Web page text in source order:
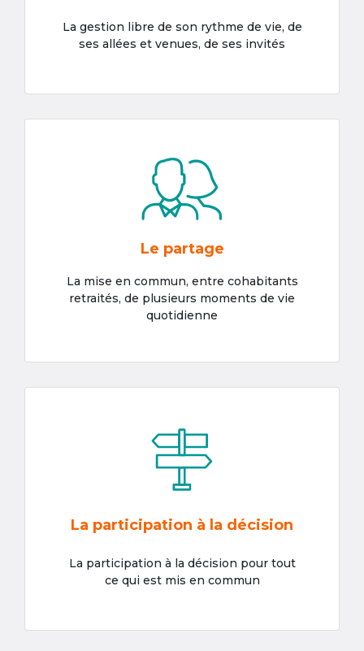
La gestion libre de son rythme de vie, de
ses allées et venues, de ses invités
Le partage
La mise en commun, entre cohabitants
retraités, de plusieurs moments de vie
quotidienne
La participation à la décision
La participation à la décision pour tout
ce qui est mis en commun